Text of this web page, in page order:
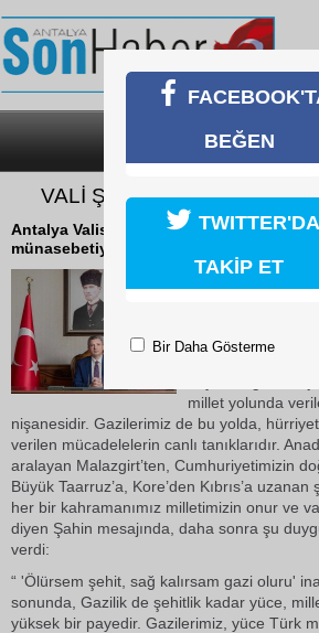
SON DAKİKA
VALİ ŞAHİN'DEN GAZİLER
Antalya Valisi Hulusi Şahin, 19 Eylül
münasebetiyle bir mesaj yayınladı.
18 Eylül 2025
Antalya Valisi
Gaziler Günü
yayınladı.
Yayınladığı
millet yolunda
nişanesidir. Gazilerimiz de bu yolda,
verilen mücadelelerin canlı tanıklarıdır.
aralayan Malazgirt’ten, Cumhuriyetimizin
Büyük Taarruz’a, Kore’den Kıbrıs’a uzanan
her bir kahramanımız milletimizin onur ve
diyen Şahin mesajında, daha sonra şu
verdi:
“ 'Ölürsem şehit, sağ kalırsam gazi oluru'
sonunda, Gazilik de şehitlik kadar yüce,
yüksek bir payedir. Gazilerimiz, yüce Türk
BEĞEN
TWITTER'DA
TAKİP ET
Bir Daha Gösterme